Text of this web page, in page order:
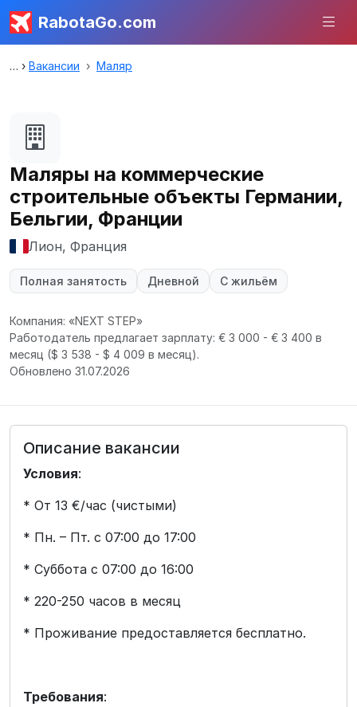
RabotaGo.com
Вакансии Маляр
Маляры на коммерческие
строительные объекты Германии,
Бельгии, Франции
Лион, Франция
Полная занятость Дневной С жильём
Компания: «NEXT STEP»
Работодатель предлагает зарплату: € 3 000 - € 3 400 в
месяц ($ 3 538 - $ 4 009 в месяц).
Обновлено 31.07.2026
Описание вакансии
Условия:
* От 13 €/час (чистыми)
* Пн. – Пт. с 07:00 до 17:00
* Суббота с 07:00 до 16:00
* 220-250 часов в месяц
* Проживание предоставляется бесплатно.
Требования: